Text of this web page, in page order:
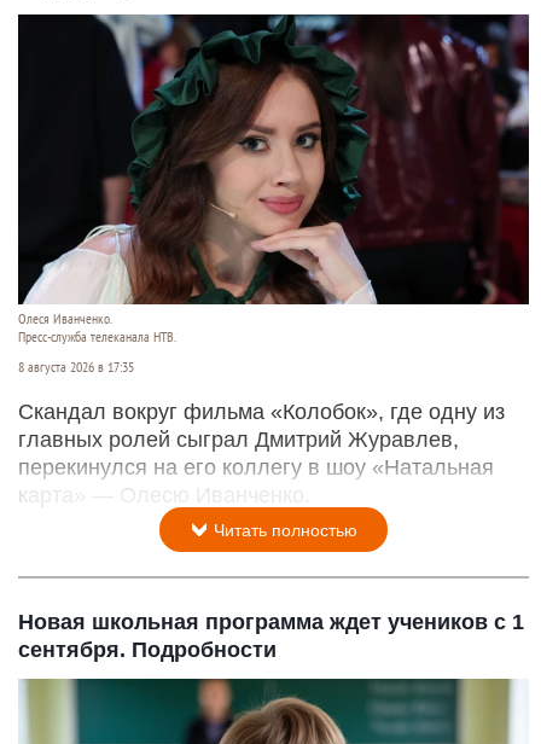
Олеся Иванченко.
Пресс-служба телеканала НТВ.
8 августа 2026 в 17:35
Скандал вокруг фильма «Колобок», где одну из
главных ролей сыграл Дмитрий Журавлев,
перекинулся на его коллегу в шоу «Натальная
карта» — Олесю Иванченко.
Читать полностью
Новая школьная программа ждет учеников с 1
сентября. Подробности